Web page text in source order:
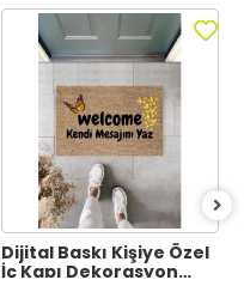
Dijital Baskı Kişiye Özel
İç Kapı Dekorasyon